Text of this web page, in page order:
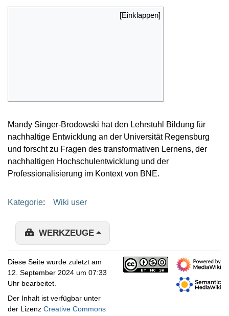
Mandy Singer-Brodowski hat den Lehrstuhl Bildung für
nachhaltige Entwicklung an der Universität Regensburg
und forscht zu Fragen des transformativen Lernens, der
nachhaltigen Hochschulentwicklung und der
Professionalisierung im Kontext von BNE.
Kategorie: Wiki user
WERKZEUGE
Diese Seite wurde zuletzt am
12. September 2024 um 07:33
Uhr bearbeitet.
Der Inhalt ist verfügbar unter
der Lizenz Creative Commons